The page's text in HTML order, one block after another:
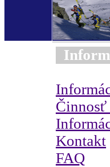
Činnosť
Kontakt
FAQ